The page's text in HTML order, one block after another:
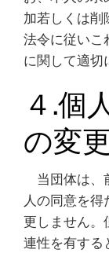
加若しくは削
法令に従いこ
に関して適切
４.個
の変更
当団体は、
人の同意を
更しません。
連性を有する